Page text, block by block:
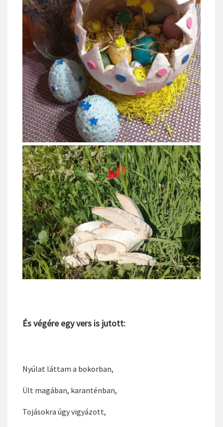
És végére egy vers is jutott:
Nyúlat láttam a bokorban,
Ült magában, karanténban,
Tojásokra úgy vigyázott,